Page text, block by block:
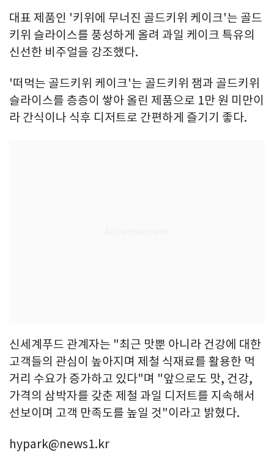
대표 제품인 '키위에 무너진 골드키위 케이크'는 골드
키위 슬라이스를 풍성하게 올려 과일 케이크 특유의
신선한 비주얼을 강조했다.
'떠먹는 골드키위 케이크'는 골드키위 잼과 골드키위
슬라이스를 층층이 쌓아 올린 제품으로 1만 원 미만이
라 간식이나 식후 디저트로 간편하게 즐기기 좋다.
신세계푸드 관계자는 "최근 맛뿐 아니라 건강에 대한
고객들의 관심이 높아지며 제철 식재료를 활용한 먹
거리 수요가 증가하고 있다"며 "앞으로도 맛, 건강,
가격의 삼박자를 갖춘 제철 과일 디저트를 지속해서
선보이며 고객 만족도를 높일 것"이라고 밝혔다.
hypark@news1.kr